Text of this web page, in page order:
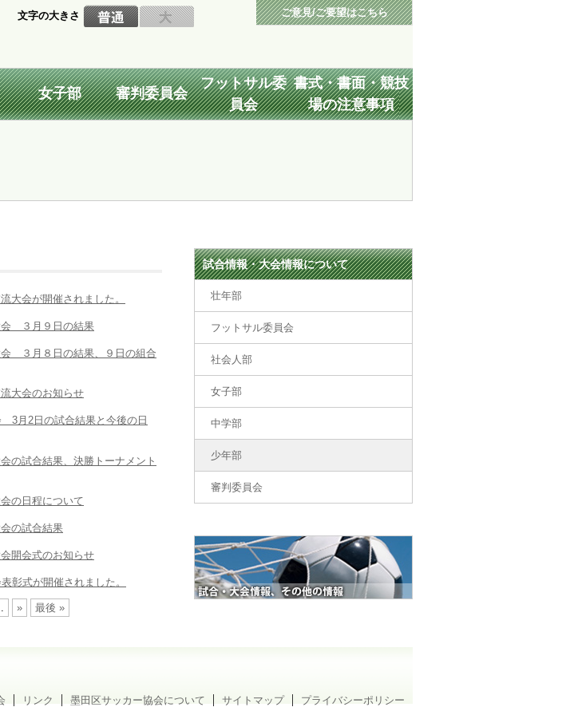
文字の大きさ ご意見/ご要望はこちら
女子部 審判委員会
フットサル委
員会
書式・書面・競技
場の注意事項
大会が開催されました。
会 ３月９日の結果
３月８日の結果、９日の組合
大会のお知らせ
3月2日の試合結果と今後の日
の試合結果、決勝トーナメント
の日程について
の試合結果
開会式のお知らせ
彰式が開催されました。
» 最後 »
試合情報・大会情報について
壮年部
フットサル委員会
社会人部
女子部
中学部
少年部
審判委員会
プライバシーポリシー
サイトマップ
墨田区サッカー協会について
リンク